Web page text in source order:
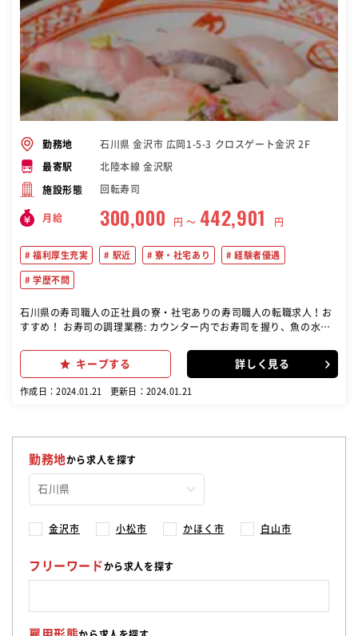
勤務地 石川県 金沢市 広岡1-5-3 クロスゲート金沢 2F
最寄駅 北陸本線 金沢駅
施設形態 回転寿司
月給 300,000 円 〜 442,901 円
福利厚生充実 駅近 寮・社宅あり 経験者優遇
学歴不問
石川県の寿司職人の正社員の寮・社宅ありの寿司職人の転職求人！お
すすめ！ お寿司の調理業務: カウンター内でお寿司を握り、魚の水洗
み: お寿司以外にも単品料理があるため、それらの調理や仕込みも担当
キープする 詳しく見る
作成日：2024.01.21 更新日：2024.01.21
勤務地から求人を探す
金沢市 小松市 かほく市 白山市
フリーワードから求人を探す